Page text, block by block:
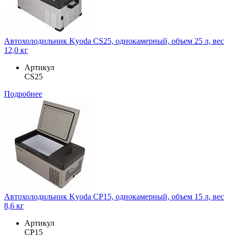
Автохолодильник Kyoda CS25, однокамерный, объем 25 л, вес
12,0 кг
Артикул
CS25
Подробнее
Автохолодильник Kyoda CP15, однокамерный, объем 15 л, вес
8,6 кг
Артикул
CP15